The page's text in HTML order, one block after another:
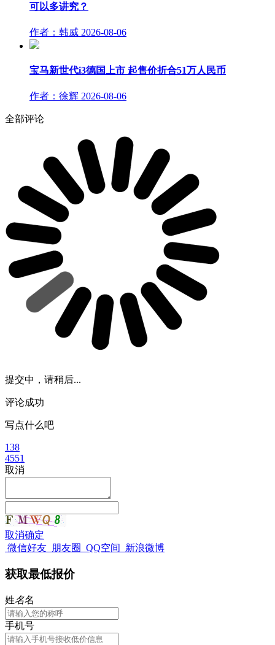
可以多讲究？
作者：韩威 2026-08-06
宝马新世代i3德国上市 起售价折合51万人民币
作者：徐辉 2026-08-06
全部评论
提交中，请稍后...
评论成功
写点什么吧
138
4551
取消
取消确定
微信好友 朋友圈 QQ空间 新浪微博
获取最低报价
姓名名
手机号